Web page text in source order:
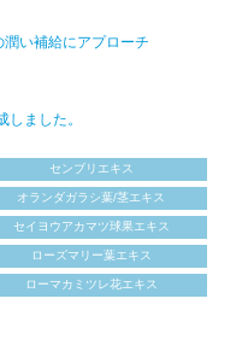
い補給にアプローチ
ました。
センブリエキス
オランダガラシ葉/茎エキス
セイヨウアカマツ球果エキス
ローズマリー葉エキス
ローマカミツレ花エキス